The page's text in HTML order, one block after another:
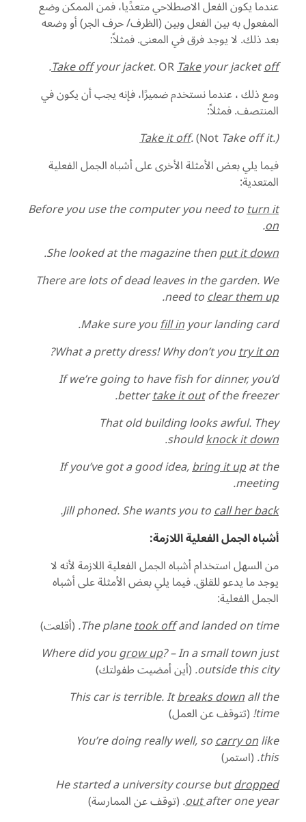
عندما يكون الفعل الاصطلاحي متعدًيا، فمن الممكن وضع
المفعول به بين الفعل وبين (الظرف/ حرف الجر) أو وضعه
بعد ذلك. لا يوجد فرق في المعنى. فمثلاً:
Take offyour jacket.ORTakeyour jacketoff
.
ومع ذلك ، عندما نستخدم ضميرًا، فإنه يجب أن يكون في
المنتصف. فمثلاً:
Take it off.(NotTake off it.)
فيما يلي بعض الأمثلة الأخرى على أشباه الجمل الفعلية
المتعدية:
Before you use the computer you need toturn it
on
.
She looked at the magazine thenput it down
.
There are lots of dead leaves in the garden. We
need toclear them up
.
Make sure youfill inyour landing card.
What a pretty dress! Why don’t youtry it on
?
If we’re going to have fish for dinner, you’d
bettertake it outof the freezer.
That old building looks awful. They
shouldknock it down
.
If you’ve got a good idea,bring it upat the
meeting.
Jill phoned. She wants you tocall her back
.
أشباه الجمل الفعلية اللازمة:
من السهل استخدام أشباه الجمل الفعلية اللازمة لأنه لا
يوجد ما يدعو للقلق. فيما يلي بعض الأمثلة على أشباه
الجمل الفعلية:
The planetook offand landed on time.
(أقلعت)
Where did yougrow up? – In a small town just
outside this city. (أين أمضيت طفولتك)
This car is terrible. Itbreaks downall the
time! (تتوقف عن العمل)
You’re doing really well, socarry onlike
this. (استمر)
He started a university course butdropped
outafter one year.
(توقف عن الممارسة)